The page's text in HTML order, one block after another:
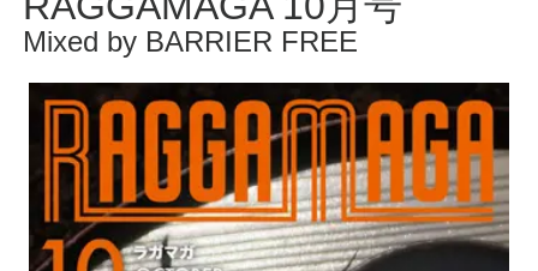
Mixed by BARRIER FREE